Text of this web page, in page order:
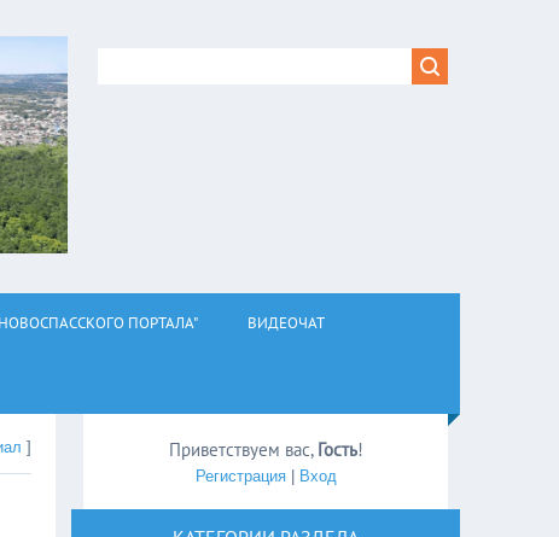
ПОРТАЛА" ВИДЕОЧАТ
] Приветствуем вас, Гость!
Регистрация| Вход